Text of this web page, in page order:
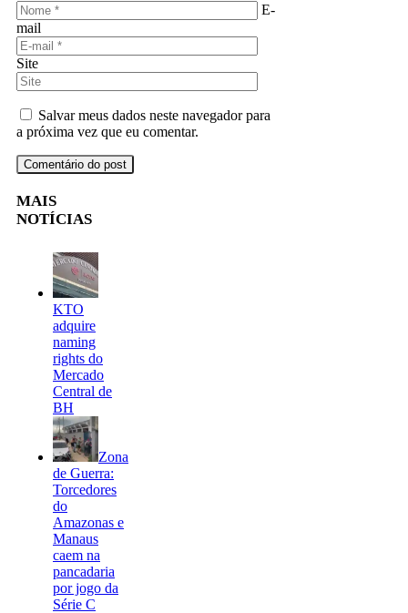
E-
mail
Site
Salvar meus dados neste navegador para
a próxima vez que eu comentar.
MAIS
NOTÍCIAS
KTO
adquire
naming
rights do
Mercado
Central de
BH
Zona
de Guerra:
Torcedores
do
Amazonas e
Manaus
caem na
pancadaria
por jogo da
Série C